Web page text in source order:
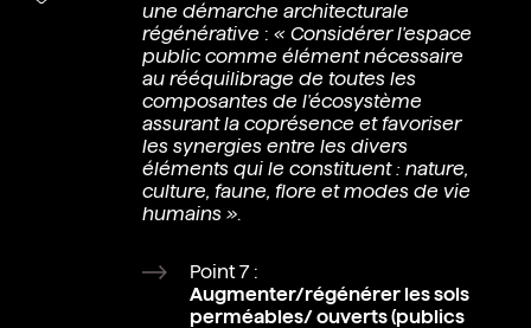
une démarche architecturale
régénérative : « Considérer l'espace
public comme élément nécessaire
au rééquilibrage de toutes les
composantes de l'écosystème
assurant la coprésence et favoriser
les synergies entre les divers
éléments qui le constituent : nature,
culture, faune, flore et modes de vie
humains ».
Point 7 :
Augmenter/régénérer les sols
perméables/ ouverts (publics